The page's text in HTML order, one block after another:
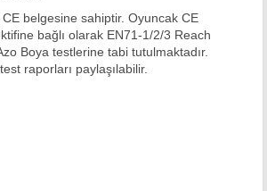
CE belgesine sahiptir. Oyuncak CE
bağlı olarak EN71-1/2/3 Reach
Boya testlerine tabi tutulmaktadır.
raporları paylaşılabilir.